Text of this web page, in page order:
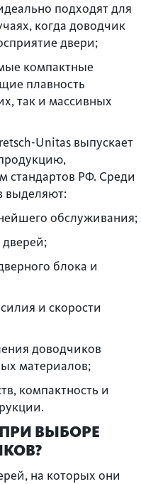
подходят для
когда доводчик
двери;
компактные
плавность
так и массивных
Unitas выпускает
стандартов РФ. Среди
выделяют:
обслуживания;
блока и
и скорости
доводчиков
материалов;
компактность и
ВЫБОРЕ
на которых они